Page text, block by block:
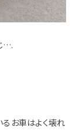
….
るお車はよく壊れ